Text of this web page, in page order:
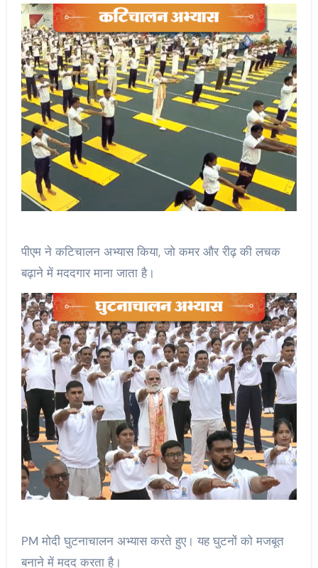
पीएम ने कटिचालन अभ्यास किया, जो कमर और रीढ़ की लचक
बढ़ाने में मददगार माना जाता है।
PM मोदी घुटनाचालन अभ्यास करते हुए। यह घुटनों को मजबूत
बनाने में मदद करता है।